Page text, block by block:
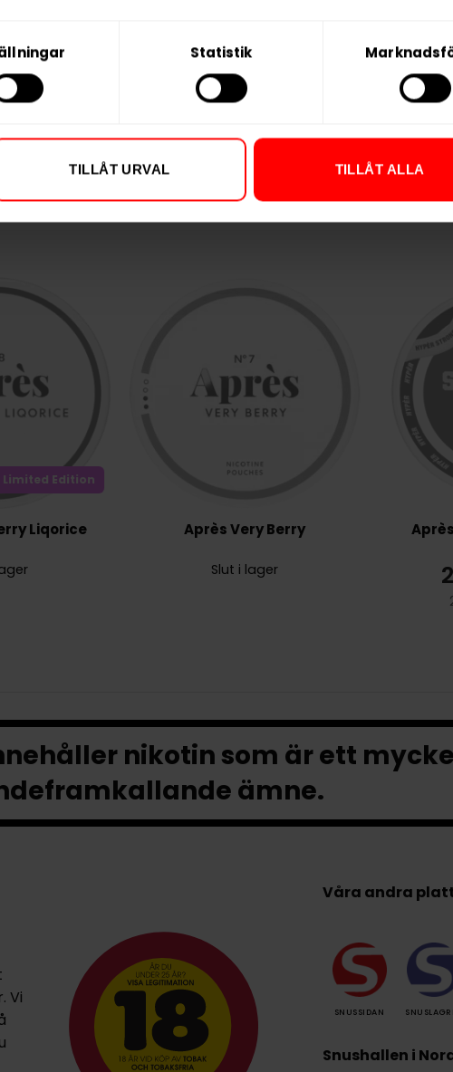
Statistik
TILLÅT URVAL TILLÅT ALLA
medel,
Limited Edition
Liqorice Après Very Berry
Slut i lager
nikotin som är ett
ämne.
Vi
Våra andra
SNUSSIDAN
Snushallen i